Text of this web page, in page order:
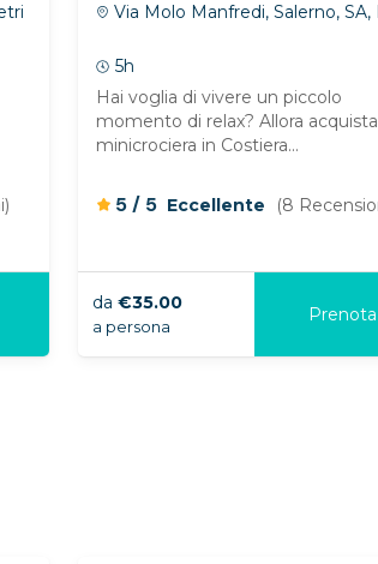
Via Molo Manfredi, Salerno, SA,
5h
Hai voglia di vivere un piccolo
momento di relax? Allora
minicrociera in Costiera...
5 /5 Eccellente (8
da €35.00
a persona
Prenota